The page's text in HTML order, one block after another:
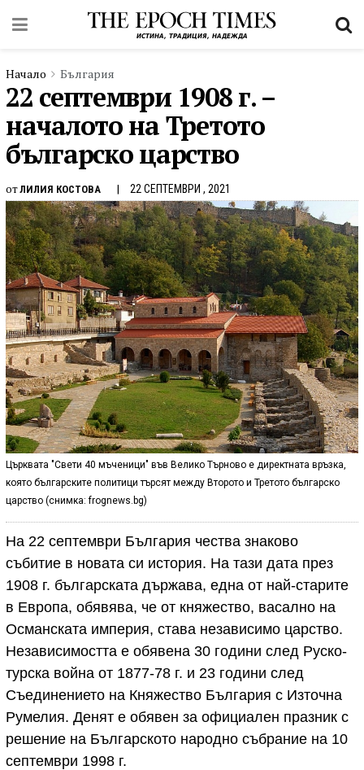
Начало България
22 септември 1908 г. –
началото на Третото
българско царство
отЛИЛИЯ КОСТОВА 22 СЕПТЕМВРИ , 2021
Църквата "Свети 40 мъченици" във Велико Търново е директната връзка,
която българските политици търсят между Второто и Третото българско
царство (снимка: frognews.bg)
На 22 септември България чества знаково
събитие в новата си история. На тази дата през
1908 г. българската държава, една от най-старите
в Европа, обявява, че от княжество, васално на
Османската империя, става независимо царство.
Независимостта е обявена 30 години след Руско-
турска война от 1877-78 г. и 23 години след
Съединението на Княжество България с Източна
Румелия. Денят е обявен за официален празник с
решение на Българското народно събрание на 10
септември 1998 г.